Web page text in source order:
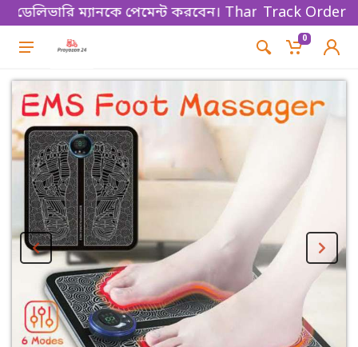
ম্যানকে পেমেন্ট করবেন। Thanks for shopping!
Track Order
0